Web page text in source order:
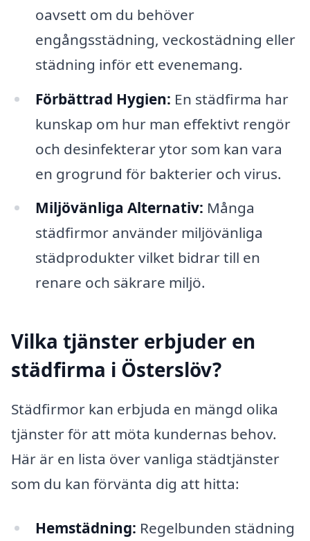
oavsett om du behöver
engångsstädning, veckostädning eller
städning inför ett evenemang.
Förbättrad Hygien: En städfirma har
kunskap om hur man effektivt rengör
och desinfekterar ytor som kan vara
en grogrund för bakterier och virus.
Miljövänliga Alternativ: Många
städfirmor använder miljövänliga
städprodukter vilket bidrar till en
renare och säkrare miljö.
Vilka tjänster erbjuder en
städfirma i Österslöv?
Städfirmor kan erbjuda en mängd olika
tjänster för att möta kundernas behov.
Här är en lista över vanliga städtjänster
som du kan förvänta dig att hitta:
Hemstädning: Regelbunden städning